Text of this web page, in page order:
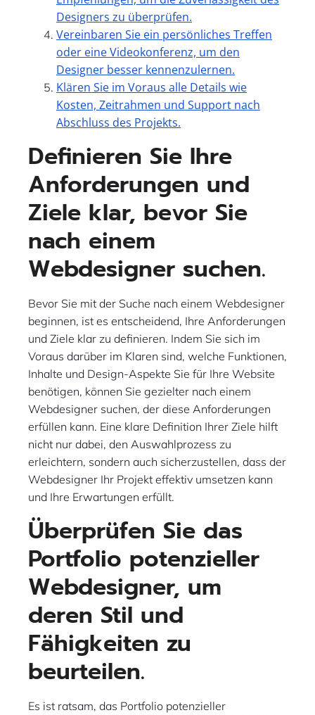
Designers zu überprüfen.
Vereinbaren Sie ein persönliches Treffen
oder eine Videokonferenz, um den
Designer besser kennenzulernen.
Klären Sie im Voraus alle Details wie
Kosten, Zeitrahmen und Support nach
Abschluss des Projekts.
Definieren Sie Ihre
Anforderungen und
Ziele klar, bevor Sie
nach einem
Webdesigner suchen.
Bevor Sie mit der Suche nach einem Webdesigner
beginnen, ist es entscheidend, Ihre Anforderungen
und Ziele klar zu definieren. Indem Sie sich im
Voraus darüber im Klaren sind, welche Funktionen,
Inhalte und Design-Aspekte Sie für Ihre Website
benötigen, können Sie gezielter nach einem
Webdesigner suchen, der diese Anforderungen
erfüllen kann. Eine klare Definition Ihrer Ziele hilft
nicht nur dabei, den Auswahlprozess zu
erleichtern, sondern auch sicherzustellen, dass der
Webdesigner Ihr Projekt effektiv umsetzen kann
und Ihre Erwartungen erfüllt.
Überprüfen Sie das
Portfolio potenzieller
Webdesigner, um
deren Stil und
Fähigkeiten zu
beurteilen.
Es ist ratsam, das Portfolio potenzieller